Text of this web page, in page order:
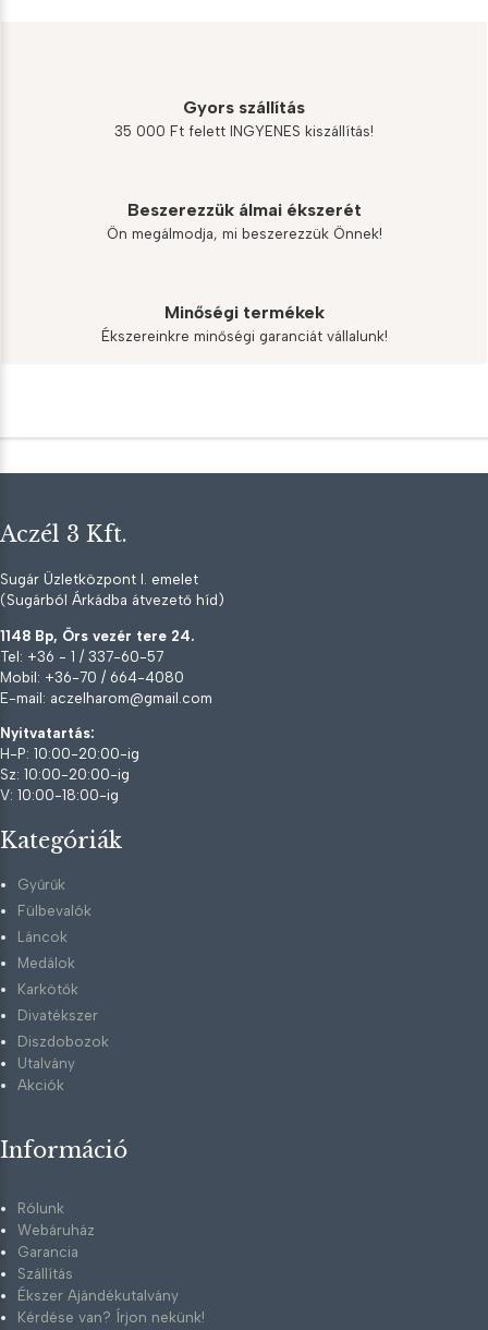
Gyors szállítás
35 000 Ft felett INGYENES kiszállítás!
Beszerezzük álmai ékszerét
Ön megálmodja, mi beszerezzük Önnek!
Minőségi termékek
Ékszereinkre minőségi garanciát vállalunk!
Aczél 3 Kft.
Sugár Üzletközpont I. emelet
(Sugárból Árkádba átvezető híd)
1148 Bp, Örs vezér tere 24.
Tel: +36 - 1 / 337-60-57
Mobil: +36-70 / 664-4080
E-mail: aczelharom@gmail.com
Nyitvatartás:
H-P: 10:00-20:00-ig
Sz: 10:00-20:00-ig
V: 10:00-18:00-ig
Kategóriák
Gyűrűk
Fülbevalók
Láncok
Medálok
Karkötők
Divatékszer
Diszdobozok
Utalvány
Akciók
Információ
Rólunk
Webáruház
Garancia
Szállítás
Ékszer Ajándékutalvány
Kérdése van? Írjon nekünk!